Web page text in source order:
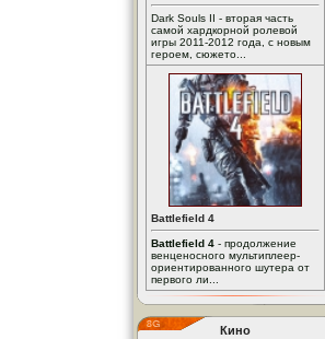
Dark Souls II - вторая часть
самой хардкорной ролевой
игры 2011-2012 года, с новым
героем, сюжето...
Battlefield 4
Battlefield 4 - продолжение
венценосного мультиплеер-
ориентированного шутера от
первого ли...
Кино